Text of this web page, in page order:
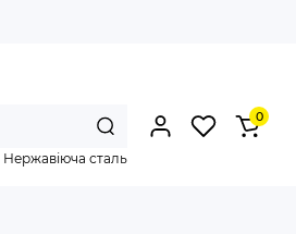
Нержавіюча сталь
0